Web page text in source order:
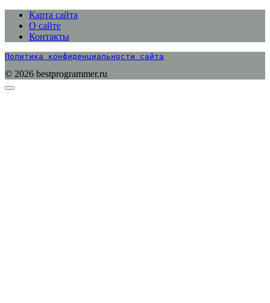
Карта сайта
О сайте
Контакты
Политика конфиденциальности сайта
© 2026 bestprogrammer.ru